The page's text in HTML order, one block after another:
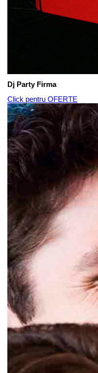
Dj Party Firma
Click pentru OFERTE